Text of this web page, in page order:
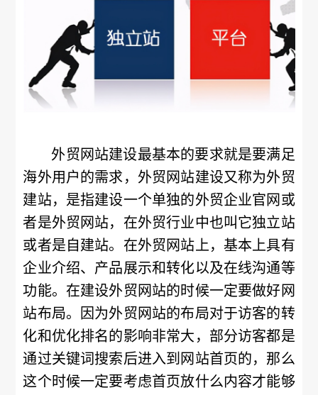
外贸网站建设最基本的要求就是要满足
海外用户的需求，外贸网站建设又称为外贸
建站，是指建设一个单独的外贸企业官网或
者是外贸网站，在外贸行业中也叫它独立站
或者是自建站。在外贸网站上，基本上具有
企业介绍、产品展示和转化以及在线沟通等
功能。在建设外贸网站的时候一定要做好网
站布局。因为外贸网站的布局对于访客的转
化和优化排名的影响非常大，部分访客都是
通过关键词搜索后进入到网站首页的，那么
这个时候一定要考虑首页放什么内容才能够